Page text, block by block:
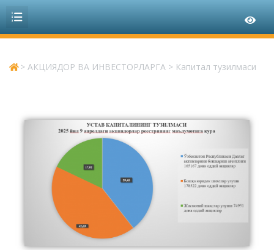
> АКЦИЯДОР ВА ИНВЕСТОРЛАРГА > Капитал тузилмаси